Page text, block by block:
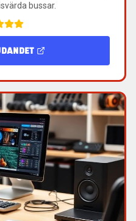
bussar.